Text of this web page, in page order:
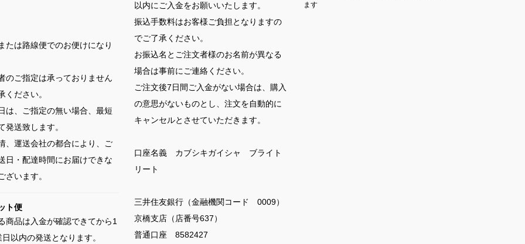
たは路線便でのお便けになり
のご指定は承っておりません
ください。
は、ご指定の無い場合、最短
発送致します。
、運送会社の都合により、ご
日・配達時間にお届けできな
ざいます。
ト便
商品は入金が確認できてから1
日以内の発送となります。
以内にご入金をお願いいたします。
振込手数料はお客様ご負担となりますの
でご了承ください。
お振込名とご注文者様のお名前が異なる
場合は事前にご連絡ください。
ご注文後7日間ご入金がない場合は、購入
の意思がないものとし、注文を自動的に
キャンセルとさせていただきます。
口座名義 カブシキガイシャ ブライト
リート
三井住友銀行（金融機関コード 0009）
京橋支店（店番号637）
普通口座 8582427
ます